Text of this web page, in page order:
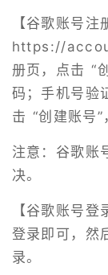
【谷歌账号注
https://
册页，点击 “
码；手机号验
击 “创建账号”
注意：谷歌账
决。
【谷歌账号
登录即可，然
录。